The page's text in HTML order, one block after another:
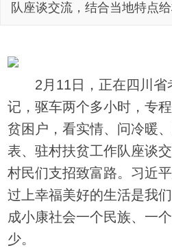
队座谈交流，结合当地特点
2月11日，正在四川省
记，驱车两个多小时，专
贫困户，看实情、问冷暖
表、驻村扶贫工作队座谈
村民们支招致富路。习近
过上幸福美好的生活是我
成小康社会一个民族、一
少。